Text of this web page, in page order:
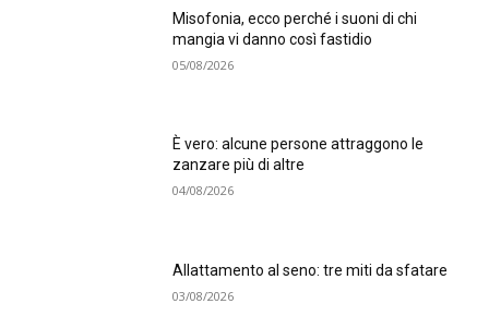
Misofonia, ecco perché i suoni di chi
mangia vi danno così fastidio
05/08/2026
È vero: alcune persone attraggono le
zanzare più di altre
04/08/2026
Allattamento al seno: tre miti da sfatare
03/08/2026